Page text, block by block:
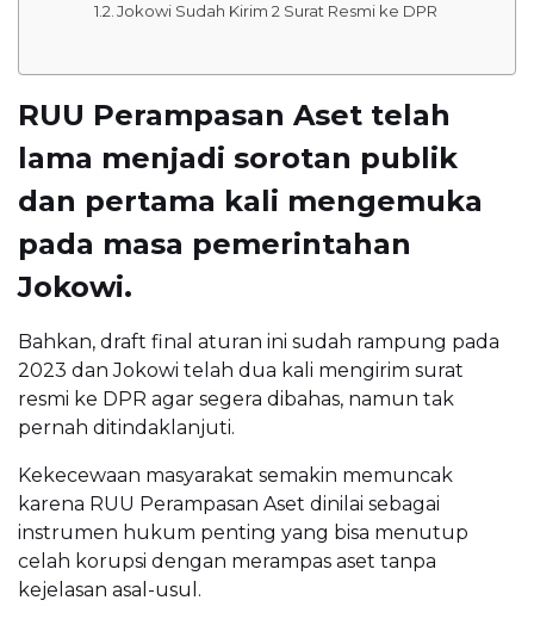
Jokowi Sudah Kirim 2 Surat Resmi ke DPR
RUU Perampasan Aset telah
lama menjadi sorotan publik
dan pertama kali mengemuka
pada masa pemerintahan
Jokowi.
Bahkan, draft final aturan ini sudah rampung pada
2023 dan Jokowi telah dua kali mengirim surat
resmi ke DPR agar segera dibahas, namun tak
pernah ditindaklanjuti.
Kekecewaan masyarakat semakin memuncak
karena RUU Perampasan Aset dinilai sebagai
instrumen hukum penting yang bisa menutup
celah korupsi dengan merampas aset tanpa
kejelasan asal-usul.